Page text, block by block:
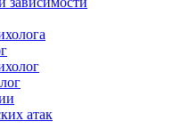
атак